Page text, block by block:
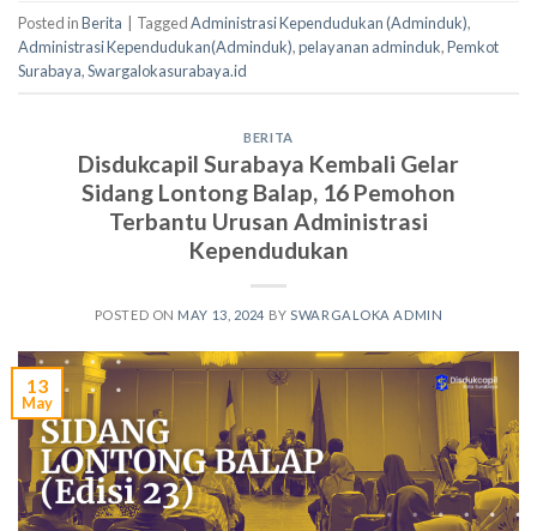
Posted inBerita TaggedAdministrasi Kependudukan (Adminduk),
Administrasi Kependudukan(Adminduk),pelayanan adminduk,Pemkot
Surabaya,Swargalokasurabaya.id
BERITA
Disdukcapil Surabaya Kembali Gelar
Sidang Lontong Balap, 16 Pemohon
Terbantu Urusan Administrasi
Kependudukan
POSTED ON MAY 13, 2024 BYSWARGALOKA ADMIN
13
May